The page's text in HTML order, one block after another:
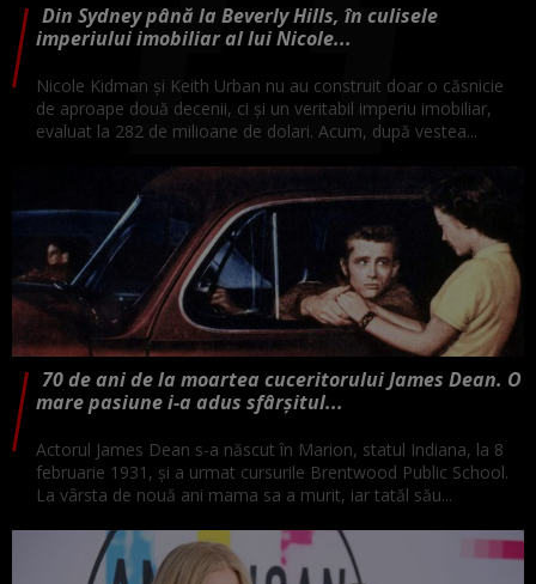
Din Sydney până la Beverly Hills, în culisele
imperiului imobiliar al lui Nicole...
Nicole Kidman și Keith Urban nu au construit doar o căsnicie
de aproape două decenii, ci și un veritabil imperiu imobiliar,
evaluat la 282 de milioane de dolari. Acum, după vestea...
70 de ani de la moartea cuceritorului James Dean. O
mare pasiune i-a adus sfârșitul...
Actorul James Dean s-a născut în Marion, statul Indiana, la 8
februarie 1931, şi a urmat cursurile Brentwood Public School.
La vârsta de nouă ani mama sa a murit, iar tatăl său...